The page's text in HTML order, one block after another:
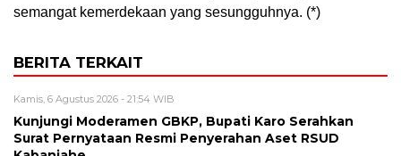
semangat kemerdekaan yang sesungguhnya. (*)
BERITA TERKAIT
Kamis, 6 Agustus 2026 - 21:54 WIB
Kunjungi Moderamen GBKP, Bupati Karo Serahkan
Surat Pernyataan Resmi Penyerahan Aset RSUD